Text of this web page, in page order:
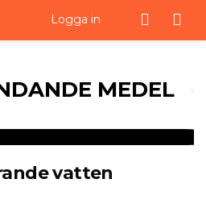
Logga in
MEDEL
vatten